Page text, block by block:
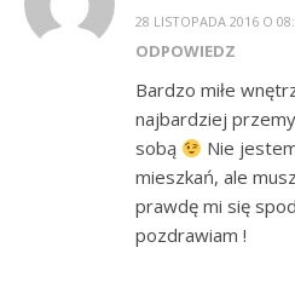
28 LISTOPADA 2016 O
ODPOWIEDZ
Bardzo miłe
najbardziej
sobą
Nie
mieszkań, ale
prawdę mi się
pozdrawiam !